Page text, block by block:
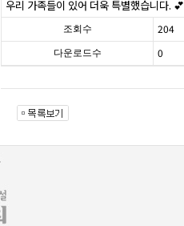
우리 가족들이 있어 더욱 특별했습니다. 💕
조회수 204
다운로드수 0